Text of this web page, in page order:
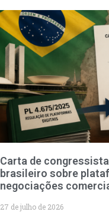
Carta de
brasileiro sobre
negociações
27 de julho de 2026